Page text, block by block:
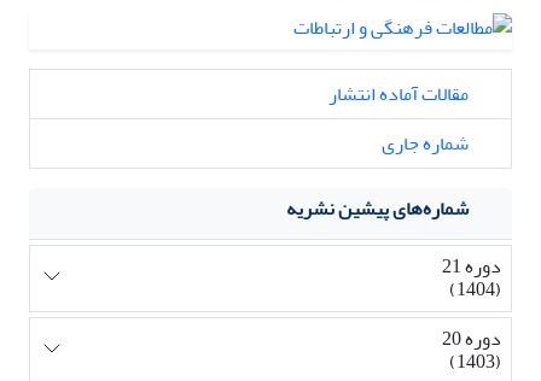
مقالات آماده انتشار
شماره جاری
شماره‌های پیشین نشریه
دوره 21
(1404)
دوره 20
(1403)